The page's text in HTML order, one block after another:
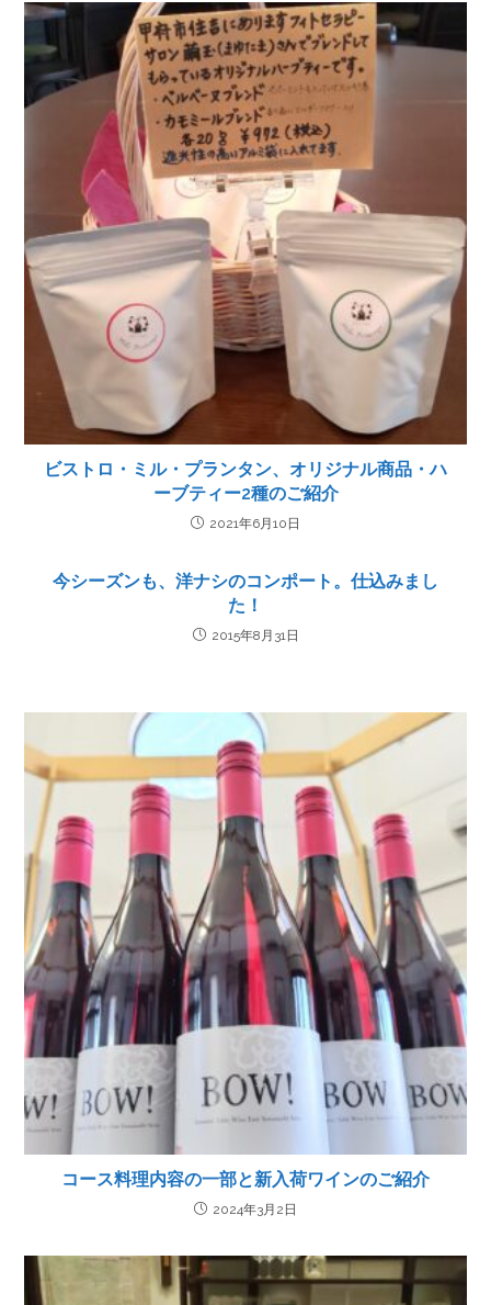
ビストロ・ミル・プランタン、オリジナル商品・ハ
ーブティー2種のご紹介
2021年6月10日
今シーズンも、洋ナシのコンポート。仕込みまし
た！
2015年8月31日
コース料理内容の一部と新入荷ワインのご紹介
2024年3月2日